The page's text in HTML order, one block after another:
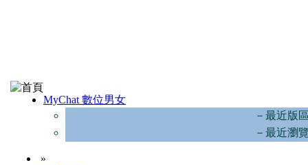
MyChat 數位男女
－最近版
－最近瀏
»